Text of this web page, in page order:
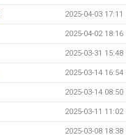
2025-04-03 17:11
2025-04-02 18:16
2025-03-31 15:48
2025-03-14 16:54
2025-03-14 08:50
2025-03-11 11:02
2025-03-08 18:38